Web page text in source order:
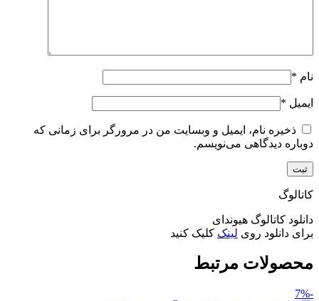
نام *
ایمیل *
ذخیره نام، ایمیل و وبسایت من در مرورگر برای زمانی که
دوباره دیدگاهی می‌نویسم.
کاتالوگ
دانلود کاتالوگ هیوندای
برای دانلود روی لینک کلیک کنید
محصولات مرتبط
-7%